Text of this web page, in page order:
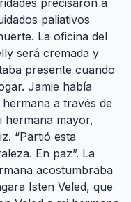
precisaron a
paliativos
La oficina del
será cremada y
presente cuando
Jamie había
a través de
hermana mayor,
“Partió esta
En paz”. La
acostumbraba
Isten Veled, que